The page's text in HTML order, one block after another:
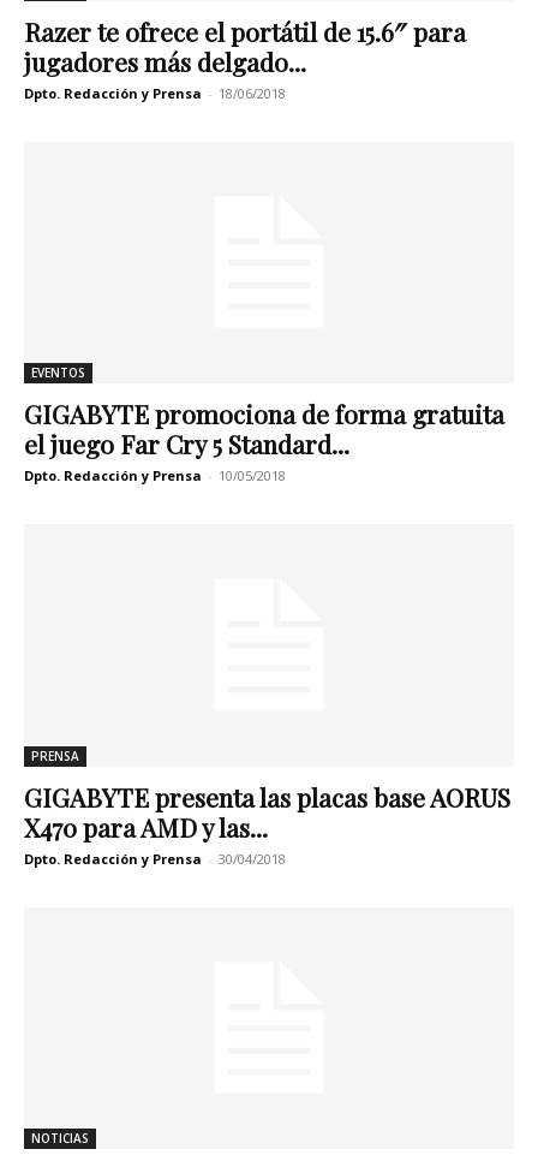
Razer te ofrece el portátil de 15.6″ para
jugadores más delgado...
Dpto. Redacción y Prensa - 18/06/2018
EVENTOS
GIGABYTE promociona de forma gratuita
el juego Far Cry 5 Standard...
Dpto. Redacción y Prensa - 10/05/2018
PRENSA
GIGABYTE presenta las placas base AORUS
X470 para AMD y las...
Dpto. Redacción y Prensa - 30/04/2018
NOTICIAS